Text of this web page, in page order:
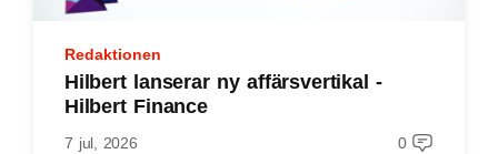
Redaktionen
Hilbert lanserar ny affärsvertikal -
Hilbert Finance
7 jul, 2026 0